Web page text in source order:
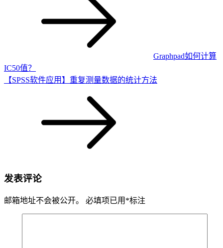
Graphpad如何计算
IC50值？
【SPSS软件应用】重复测量数据的统计方法
发表评论
邮箱地址不会被公开。 必填项已用 *标注